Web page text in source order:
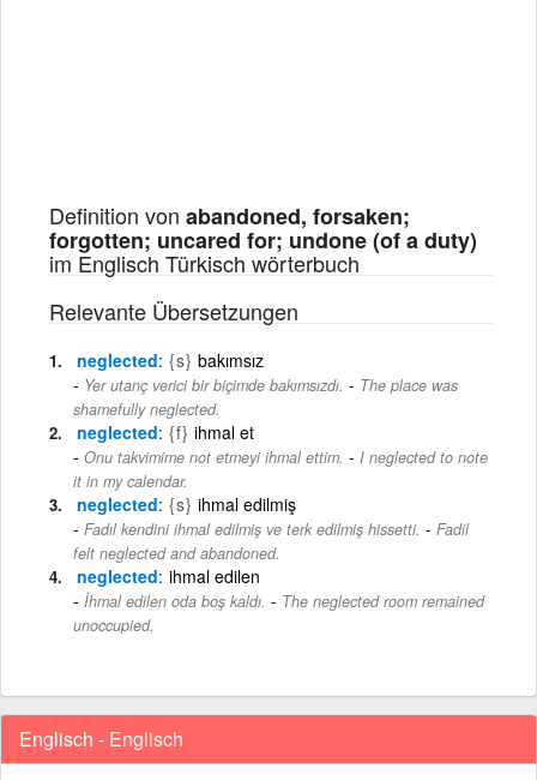
Definition von abandoned, forsaken;
forgotten; uncared for; undone (of a duty)
im Englisch Türkisch wörterbuch
Relevante Übersetzungen
neglected {s} bakımsız
Yer utanç verici bir biçimde bakımsızdı. - The place was
shamefully neglected.
neglected {f} ihmal et
Onu takvimime not etmeyi ihmal ettim. - I neglected to note
it in my calendar.
neglected {s} ihmal edilmiş
Fadıl kendini ihmal edilmiş ve terk edilmiş hissetti. - Fadil
felt neglected and abandoned.
neglected ihmal edilen
İhmal edilen oda boş kaldı. - The neglected room remained
unoccupied.
Englisch - Englisch